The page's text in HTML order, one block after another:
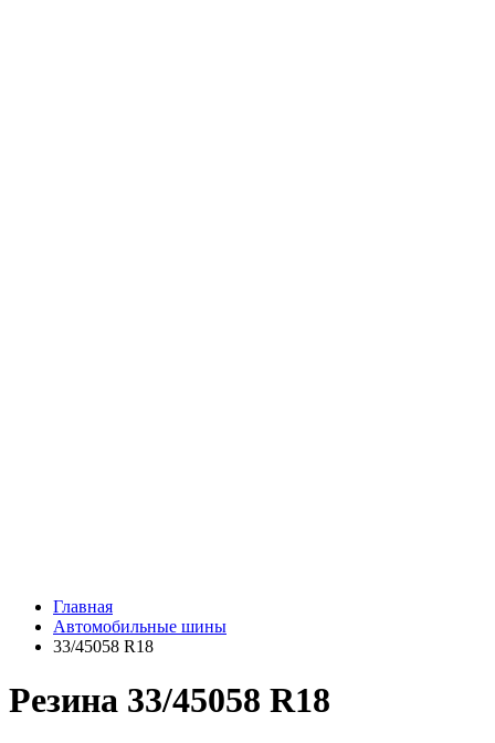
Главная
Автомобильные шины
33/45058 R18
Резина 33/45058 R18